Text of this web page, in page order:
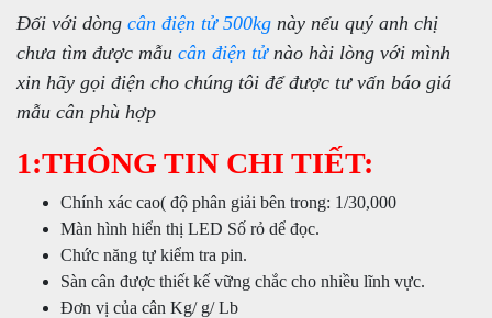
Đối với dòng cân điện tử 500kg này nếu quý anh chị
chưa tìm được mẫu cân điện tửnào hài lòng với mình
xin hãy gọi điện cho chúng tôi để được tư vấn báo giá
mẫu cân phù hợp
1:THÔNG TIN CHI TIẾT:
Chính xác cao( độ phân giải bên trong: 1/30,000
Màn hình hiển thị LED Số rỏ dể đọc.
Chức năng tự kiểm tra pin.
Sàn cân được thiết kế vững chắc cho nhiều lĩnh vực.
Đơn vị của cân Kg/ g/ Lb